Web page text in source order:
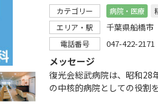
カテゴリー 病院・医療
エリア・駅
千葉県船橋市
電話番号 047-422-2171
メッセージ
復光会総武病院は、昭和28
の中核的病院としての役割